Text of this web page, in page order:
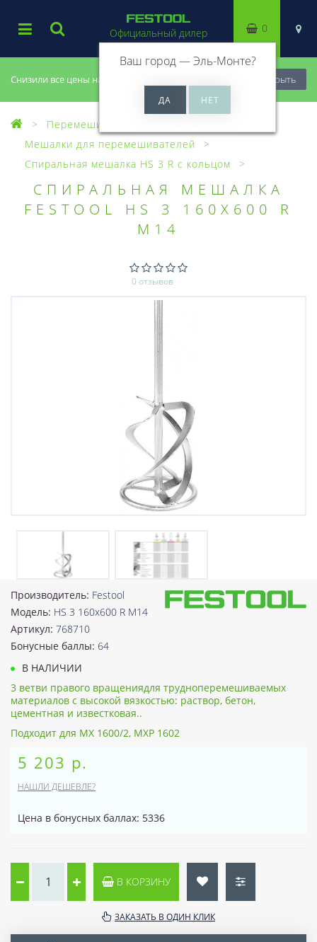
Снизили все цены на 20%, успей купить! Закрыть
Официальный дилер
Ваш город —Эль-Монте?
0
Перемешиватели
Мешалки для перемешивателей
Спиральная мешалка HS 3 R с кольцом
СПИРАЛЬНАЯ МЕШАЛКА
FESTOOL HS 3 160X600 R
M14
0 отзывов
Производитель: Festool
Модель: HS 3 160x600 R M14
Артикул: 768710
Бонусные баллы: 64
В НАЛИЧИИ
3 ветви правого вращениядля трудноперемешиваемых
материалов с высокой вязкостью: раствор, бетон,
цементная и известковая..
Подходит для MX 1600/2, MXP 1602
5 203 р.
НАШЛИ ДЕШЕВЛЕ?
Цена в бонусных баллах: 5336
В КОРЗИНУ
ЗАКАЗАТЬ В ОДИН КЛИК